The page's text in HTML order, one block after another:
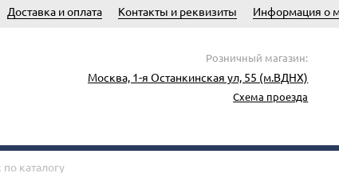
Доставка и оплата Контакты и реквизиты Информация о
Розничный магазин:
Москва, 1-я Останкинская ул, 55 (м.ВДНХ)
Схема проезда